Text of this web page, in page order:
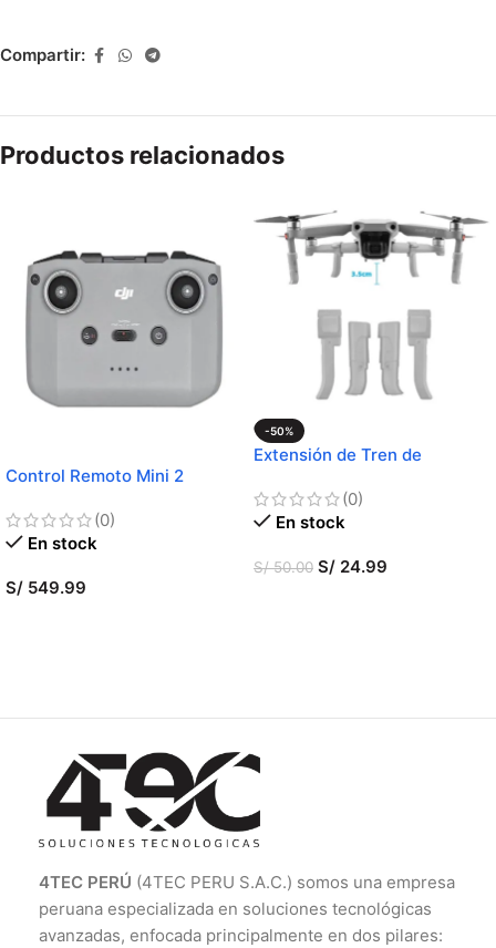
Compartir:
Productos relacionados
Control Remoto Mini 2
(0)
En stock
S/ 549.99
-50%
Extensión de Tren de
(0)
En stock
S/50.00 S/ 24.99
4TEC PERÚ (4TEC PERU S.A.C.) somos una empresa
peruana especializada en soluciones tecnológicas
avanzadas, enfocada principalmente en dos pilares: